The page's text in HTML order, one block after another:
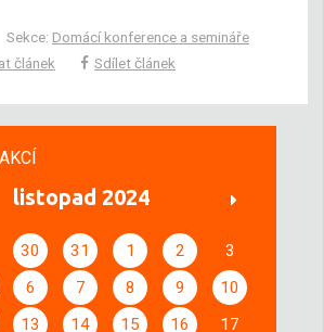
Sekce: Domácí konference a semináře
článek Sdílet článek
listopad 2024
30 31 1 2
3
6 7 8 9
10
13 14 15 16
17